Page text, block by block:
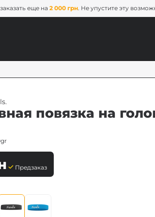
еще на 2 000 грн. Не упустите эту
повязка на
Предзаказ